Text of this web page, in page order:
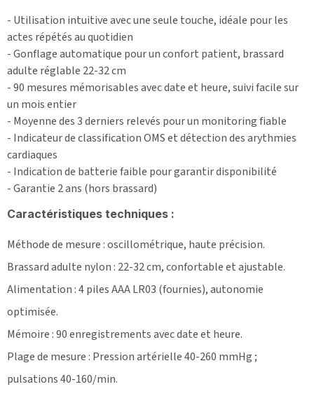
- Utilisation intuitive avec une seule touche, idéale pour les
actes répétés au quotidien
- Gonflage automatique pour un confort patient, brassard
adulte réglable 22-32 cm
- 90 mesures mémorisables avec date et heure, suivi facile sur
un mois entier
- Moyenne des 3 derniers relevés pour un monitoring fiable
- Indicateur de classification OMS et détection des arythmies
cardiaques
- Indication de batterie faible pour garantir disponibilité
- Garantie 2 ans (hors brassard)
Caractéristiques techniques :
Méthode de mesure : oscillométrique, haute précision.
Brassard adulte nylon : 22-32 cm, confortable et ajustable.
Alimentation : 4 piles AAA LR03 (fournies), autonomie
optimisée.
Mémoire : 90 enregistrements avec date et heure.
Plage de mesure : Pression artérielle 40-260 mmHg ;
pulsations 40-160/min.